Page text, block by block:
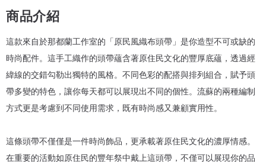
商品介紹
這款來自於那都蘭工作室的「原民風織布頭帶」是你造型不可或缺的
時尚配件。這手工織作的頭帶蘊含著原住民文化的豐厚底蘊，透過經
緯線的交錯勾勒出獨特的風格。不同色彩的配搭與排列組合，賦予頭
帶多變的特色，讓你每天都可以展現出不同的個性。流蘇的兩種編制
方式更是考慮到不同使用需求，既有時尚感又兼顧實用性。
這條頭帶不僅僅是一件時尚飾品，更承載著原住民文化的濃厚情感。
在重要的活動如原住民的豐年祭中戴上這頭帶，不僅可以展現你的品